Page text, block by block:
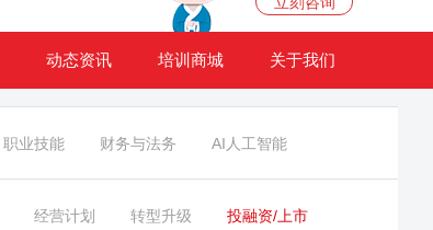
动态资讯 培训商城 关于我们
职业技能 财务与法务 AI人工智能
经营计划 转型升级 投融资/上市